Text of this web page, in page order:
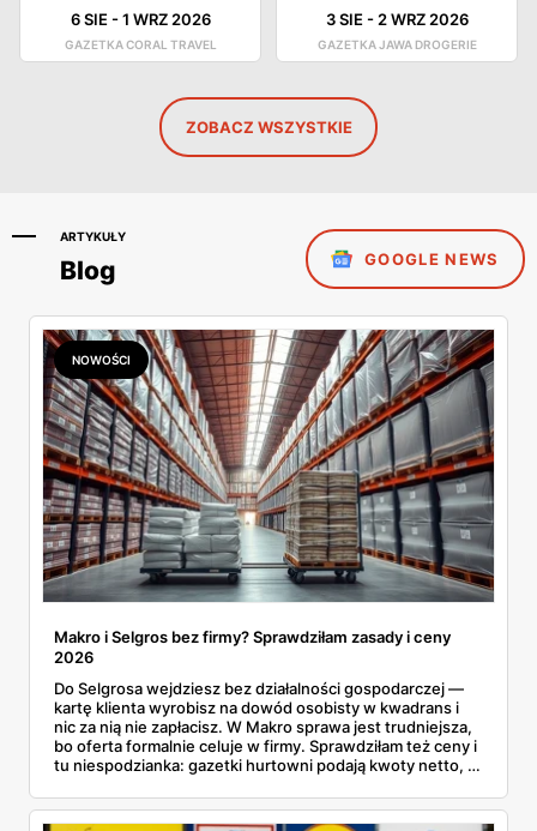
6 SIE-1 WRZ 2026
GAZETKA CORAL TRAVEL
3 SIE-2 WRZ 2026
GAZETKA JAWA DROGERIE
ZOBACZ WSZYSTKIE
ARTYKUŁY
Blog GOOGLE NEWS
NOWOŚCI
Makro i Selgros bez firmy? Sprawdziłam zasady i ceny
2026
Do Selgrosa wejdziesz bez działalności gospodarczej —
kartę klienta wyrobisz na dowód osobisty w kwadrans i
nic za nią nie zapłacisz. W Makro sprawa jest trudniejsza,
bo oferta formalnie celuje w firmy. Sprawdziłam też ceny i
tu niespodzianka: gazetki hurtowni podają kwoty netto, a
zawsze wygrywa — ta sama kawa ziarnista kosztuje w
Makro ponad dwa razy więcej niż w weekendowej